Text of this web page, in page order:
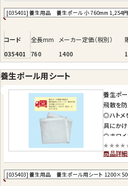
です。
※北海
コード 全長mm メーカー定価（税別）
035401
760 1400
養生ポール用シート
養生ポ
飛散を防
◎ハトメ
具にかけ
◎ホワイ
◎ハト目
送料が
商品詳細